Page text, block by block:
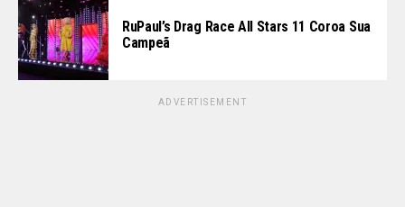
RuPaul’s Drag Race All Stars 11 Coroa Sua
Campeã
ADVERTISEMENT